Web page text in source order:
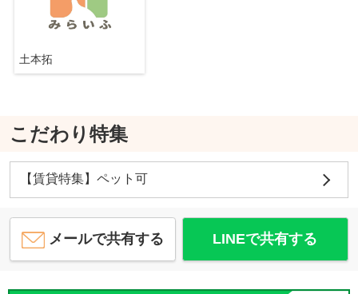
土本拓
こだわり特集
【賃貸特集】ペット可
メールで共有する LINEで共有する